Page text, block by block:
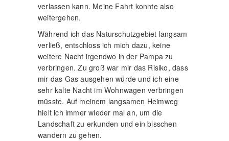
verlassen kann. Meine Fahrt konnte also
weitergehen.
Während ich das Naturschutzgebiet langsam
verließ, entschloss ich mich dazu, keine
weitere Nacht irgendwo in der Pampa zu
verbringen. Zu groß war mir das Risiko, dass
mir das Gas ausgehen würde und ich eine
sehr kalte Nacht im Wohnwagen verbringen
müsste. Auf meinem langsamen Heimweg
hielt ich immer wieder mal an, um die
Landschaft zu erkunden und ein bisschen
wandern zu gehen.